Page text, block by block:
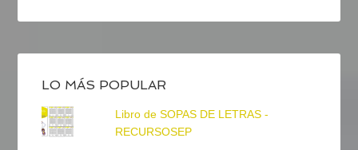
LO MÁS POPULAR
Libro de SOPAS DE LETRAS -
RECURSOSEP